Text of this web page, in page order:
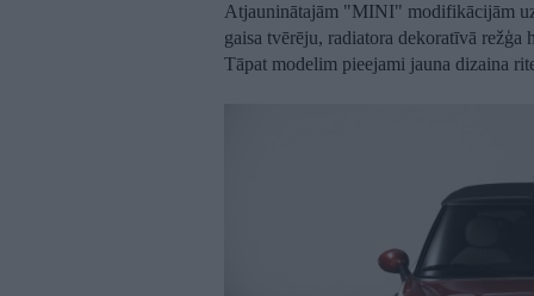
Atjauninātajām "MINI" modifikācijām
gaisa tvērēju, radiatora dekoratīvā
Tāpat modelim pieejami jauna dizaina